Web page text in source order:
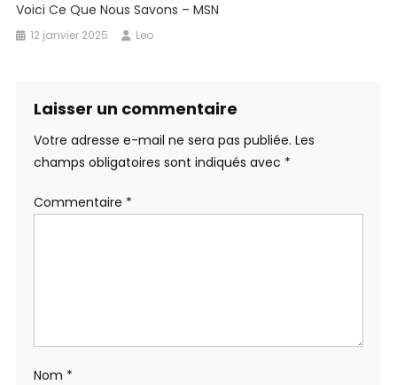
Voici Ce Que Nous Savons – MSN
12 janvier 2025 Leo
Laisser un commentaire
Votre adresse e-mail ne sera pas publiée. Les
champs obligatoires sont indiqués avec *
Commentaire *
Nom *